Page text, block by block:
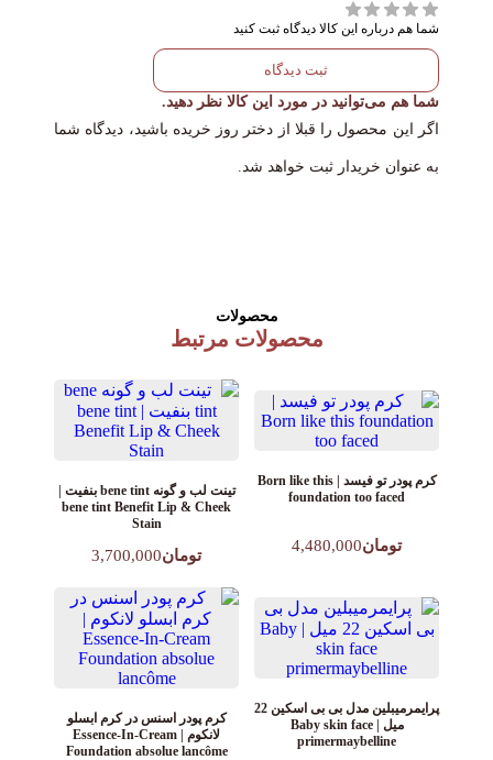
بالای بینی، یا زیر ابروها پخش کنید.
شما هم درباره این کالا دیدگاه ثبت کنید
ثبت دیدگاه
شما هم می‌توانید در مورد این کالا نظر دهید.
اگر این محصول را قبلا از دختر روز خریده باشید، دیدگاه شما
به عنوان خریدار ثبت خواهد شد.
محصولات
محصولات مرتبط
کرم پودر تو فیسد | Born like this
foundation too faced
تومان4,480,000
تینت لب و گونه bene tint بنفیت |
bene tint Benefit Lip & Cheek
Stain
تومان3,700,000
پرایمرمیبلین مدل بی بی اسکین‌ 22
میل | Baby skin face
primermaybelline
کرم پودر اسنس در کرم ابسلو
لانکوم | Essence-In-Cream
Foundation absolue lancôme